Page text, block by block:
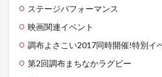
ステージパフォーマンス
映画関連イベント
調布よさこい2017同時開催!特別イ
第2回調布まちなかラグビー